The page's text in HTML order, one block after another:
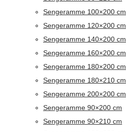
Sengeramme 100×200 cm
Sengeramme 120×200 cm
Sengeramme 140×200 cm
Sengeramme 160×200 cm
Sengeramme 180×200 cm
Sengeramme 180×210 cm
Sengeramme 200×200 cm
Sengeramme 90×200 cm
Sengeramme 90×210 cm